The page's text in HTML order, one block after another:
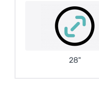
28"